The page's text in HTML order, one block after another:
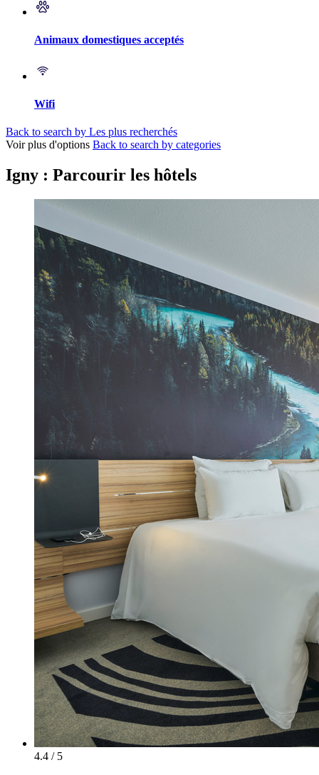
Animaux domestiques acceptés
Wifi
Back to search by Les plus recherchés
Voir plus d'options Back to search by categories
Igny : Parcourir les hôtels
4.4 / 5